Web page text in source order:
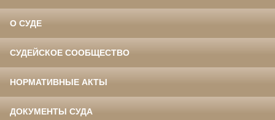
О СУДЕ
СУДЕЙСКОЕ СООБЩЕСТВО
НОРМАТИВНЫЕ АКТЫ
ДОКУМЕНТЫ СУДА